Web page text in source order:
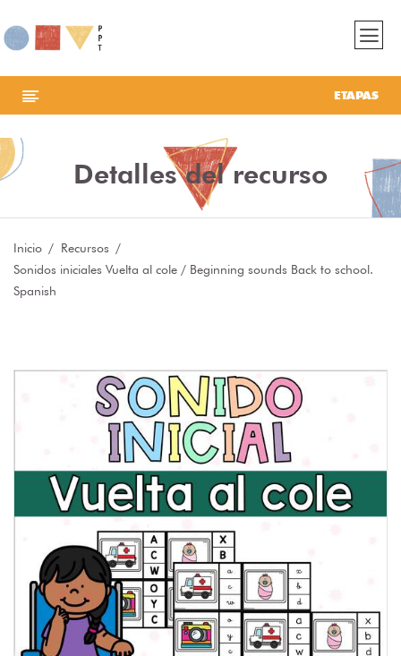
ETAPAS
Detalles del recurso
Inicio
Recursos
Sonidos iniciales Vuelta al cole / Beginning sounds Back to school.
Spanish